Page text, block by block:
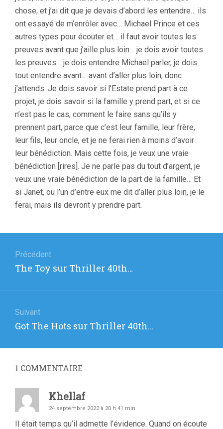
chose, et j’ai dit que je devais d’abord les entendre… ils
ont essayé de m’enrôler avec… Michael Prince et ces
autres types pour écouter et… il faut avoir toutes les
preuves avant que j’aille plus loin… je dois avoir toutes
les preuves… je dois entendre Michael parler, je dois
tout entendre avant… avant d’aller plus loin, donc
j’attends. Je dois savoir si l’Estate prend part à ce
projet, je dois savoir si la famille y prend part, et si ce
n’est pas le cas, comment le faire sans qu’ils y
prennent part, parce que c’est leur famille, leur frère,
leur fils, leur oncle, et je ne ferai rien à moins d’avoir
leur bénédiction. Mais cette fois, je veux une vraie
bénédiction [rires]. Je ne parle pas du tout d’argent, je
veux une vraie bénédiction de la part de la famille… Et
si Janet, ou l’un d’entre eux me dit d’aller plus loin, je le
ferai, mais ils devront y prendre part.
de
l’article
Précédent
Article
The Toy sur Thriller 40th…
Suivant
Article
:
Got The Hots sur Thriller 40th…
1 COMMENTAIRE
Khellaf
24 septembre 2022 à 20 h 41 min
Il était temps qu’il admette l’évidence. Quand on écoute